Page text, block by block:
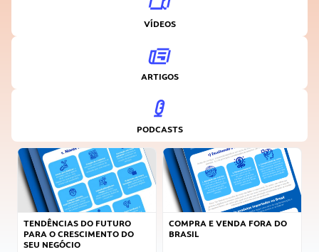
VÍDEOS
ARTIGOS
PODCASTS
TENDÊNCIAS DO FUTURO
PARA O CRESCIMENTO DO
SEU NEGÓCIO
COMPRA E VENDA FORA DO
BRASIL